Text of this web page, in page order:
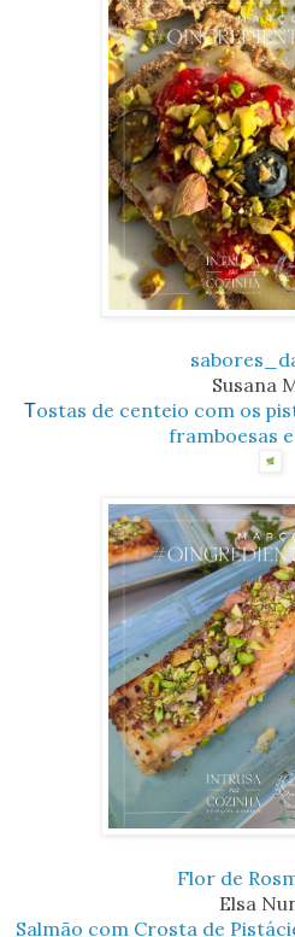
Susana
Tostas de centeio com os
framboesas
Flor de
Elsa
Salmão com Crosta de